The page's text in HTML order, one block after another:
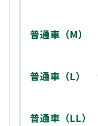
普通車（M）
普通車（L）
普通車（LL）